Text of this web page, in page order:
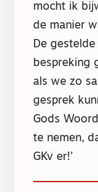
mocht ik
de manier
De
bespreking
als we zo
gesprek
Gods
te nemen,
GKv er!’